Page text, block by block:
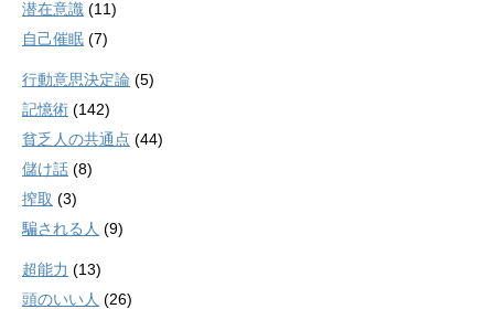
潜在意識 (11)
自己催眠 (7)
行動意思決定論 (5)
記憶術 (142)
貧乏人の共通点 (44)
儲け話 (8)
搾取 (3)
騙される人 (9)
超能力 (13)
頭のいい人 (26)